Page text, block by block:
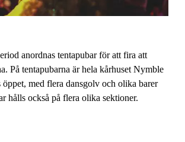
anordnas tentapubar för att fira att
På tentapubarna är hela kårhuset Nymble
med flera dansgolv och olika barer
hålls också på flera olika sektioner.